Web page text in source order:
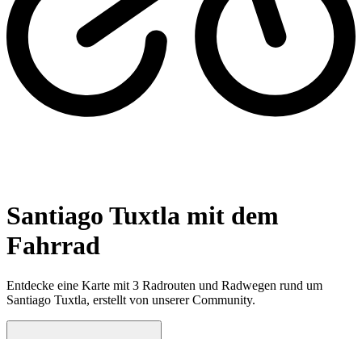
Santiago Tuxtla mit dem
Fahrrad
Entdecke eine Karte mit 3 Radrouten und Radwegen rund um
Santiago Tuxtla, erstellt von unserer Community.